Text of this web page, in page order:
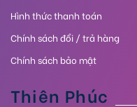
Hình thức thanh toán
Chính sách đổi / trả hàng
Chính sách bảo mật
Thiên Phúc